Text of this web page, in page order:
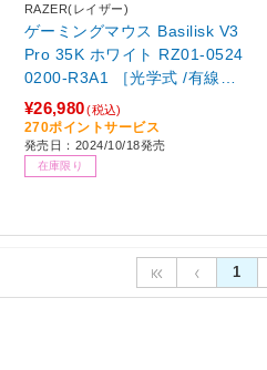
RAZER(レイザー)
ゲーミングマウス Basilisk V3
Pro 35K ホワイト RZ01-0524
0200-R3A1 ［光学式 /有線／
無線(ワイヤレス) /11ボタン /
Bluetooth・USB］
¥26,980(税込)
270ポイントサービス
発売日：2024/10/18発売
在庫限り
1